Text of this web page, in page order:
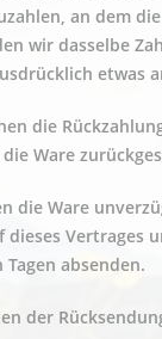
an dem
wir dasselbe
etwas
die
die Ware
die Ware
dieses Vertrages
Tagen absenden.
der